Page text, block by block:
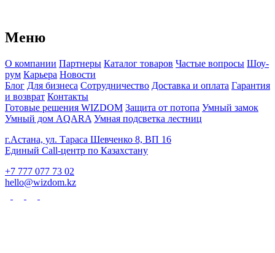
Меню
О компании Партнеры Каталог товаров Частые вопросы Шоу-
рум Карьера Новости
Блог Для бизнеса Сотрудничество Доставка и оплата Гарантия
и возврат Контакты
Готовые решения WIZDOM Защита от потопа Умный замок
Умный дом AQARA Умная подсветка лестниц
г.Астана, ул. Тараса Шевченко 8, ВП 16
Единый Call-центр по Казахстану
+7 777 077 73 02
hello@wizdom.kz